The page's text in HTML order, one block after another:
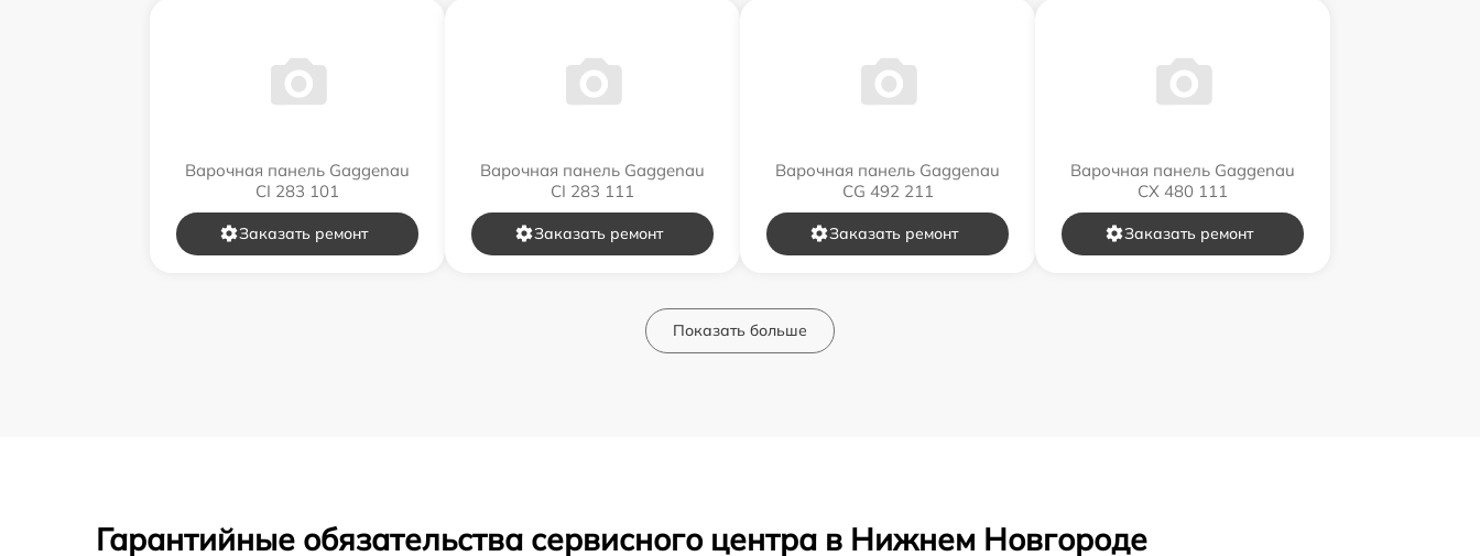
Варочная панель Gaggenau
CI 283 101
Заказать ремонт
Варочная панель Gaggenau
CI 283 111
Заказать ремонт
Варочная панель Gaggenau
CG 492 211
Заказать ремонт
Варочная панель Gaggenau
CX 480 111
Заказать ремонт
Показать больше
Гарантийные обязательства сервисного центра в Нижнем Новгороде